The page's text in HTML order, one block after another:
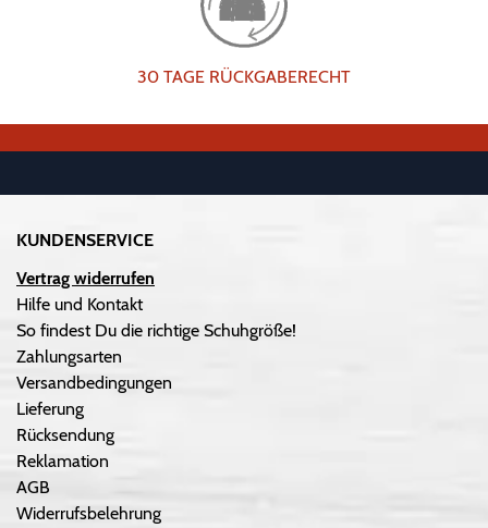
30 TAGE RÜCKGABERECHT
KUNDENSERVICE
Vertrag widerrufen
Hilfe und Kontakt
So findest Du die richtige Schuhgröße!
Zahlungsarten
Versandbedingungen
Lieferung
Rücksendung
Reklamation
AGB
Widerrufsbelehrung